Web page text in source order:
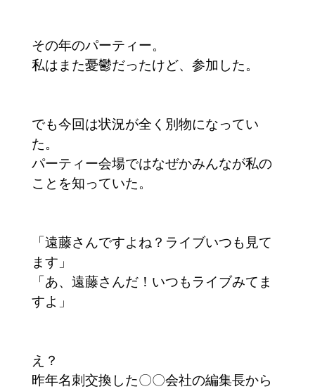
その年のパーティー。
私はまた憂鬱だったけど、参加した。
でも今回は状況が全く別物になってい
た。
パーティー会場ではなぜかみんなが私の
ことを知っていた。
「遠藤さんですよね？ライブいつも見て
ます」
「あ、遠藤さんだ！いつもライブみてま
すよ」
え？
昨年名刺交換した〇〇会社の編集長から